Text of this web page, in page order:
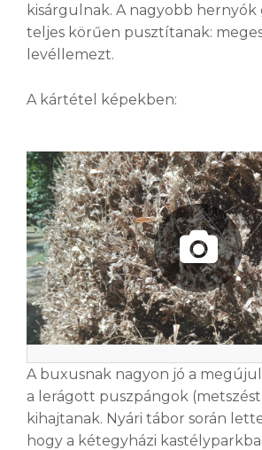
kisárgulnak. A nagyobb hernyók
teljes körűen pusztítanak:
levéllemezt.
A kártétel képekben:
A buxusnak nagyon jó a
a lerágott puszpángok
kihajtanak. Nyári tábor során
hogy a kétegyházi